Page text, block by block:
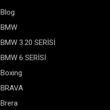
Blog
BMW
BMW 3.20 SERİSİ
BMW 6 SERİSİ
Boxing
BRAVA
Brera